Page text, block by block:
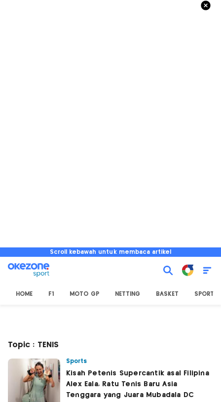
Scroll kebawah untuk membaca artikel
HOME F1 MOTO GP NETTING BASKET SPORT
Topic : TENIS
Sports
Kisah Petenis Supercantik asal Filipina
Alex Eala, Ratu Tenis Baru Asia
Tenggara yang Juara Mubadala DC